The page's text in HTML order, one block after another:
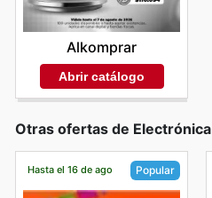
Alkomprar
Abrir catálogo
Otras ofertas de Electrónica
Hasta el 16 de ago Popular